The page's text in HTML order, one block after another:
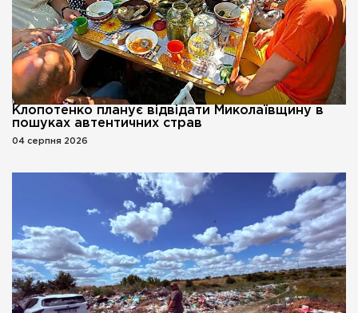
Клопотенко планує відвідати Миколаївщину в
пошуках автентичних страв
04 серпня 2026